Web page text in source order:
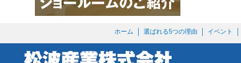
ホーム 選ばれる5つの理由 イベント